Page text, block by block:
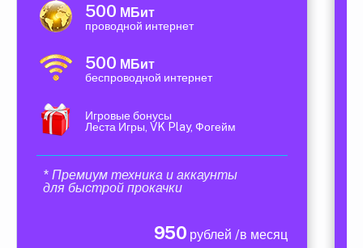
500 МБит
проводной интернет
500 МБит
беспроводной интернет
Игровые бонусы
Леста Игры, VK Play, Фогейм
* Премиум техника и аккаунты
для быстрой прокачки
950 рублей /в месяц